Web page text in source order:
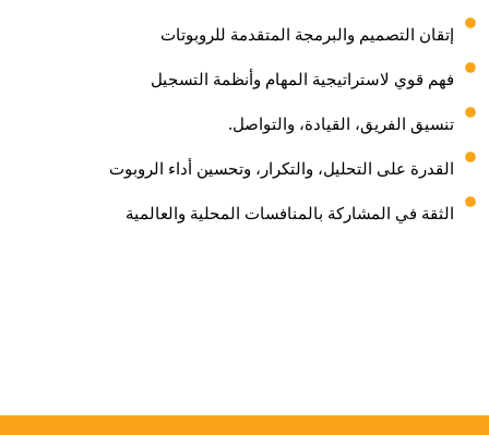
إتقان التصميم والبرمجة المتقدمة للروبوتات
فهم قوي لاستراتيجية المهام وأنظمة التسجيل
تنسيق الفريق، القيادة، والتواصل.
القدرة على التحليل، والتكرار، وتحسين أداء الروبوت
الثقة في المشاركة بالمنافسات المحلية والعالمية